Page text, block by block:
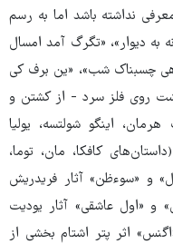
نداشته باشد اما به رسم
به دیوار»، «تگرگ آمد امسال
چسبناک شب»، «ین برف کی
روی فلز سرد - از کشتن و
اینگو شولتسه، یولیا
کافکا، مان، توما،
و «سوء‌ظن» آثار فریدریش
و «اول عاشقی» آثار یودیت
اثر پتر اشتام بخشی از